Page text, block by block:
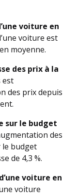
voiture en
voiture est
moyenne.
des prix à la
est
des prix depuis
sur le budget
des
le budget
de 4,3 %.
voiture en
voiture